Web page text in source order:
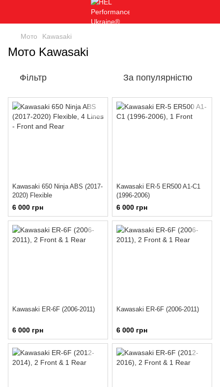
Мото Kawasaki
Мото Kawasaki
Фільтр За популярністю
Kawasaki 650 Ninja ABS (2017-
2020) Flexible
6 000 грн
Kawasaki ER-5 ER500 A1-C1
(1996-2006)
6 000 грн
Kawasaki ER-6F (2006-2011)
6 000 грн
Kawasaki ER-6F (2006-2011)
6 000 грн